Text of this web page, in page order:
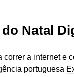
Natal
correr a internet e
portuguesa